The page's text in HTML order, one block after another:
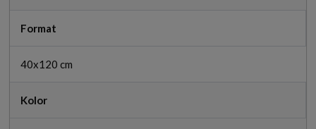
Format
40x120 cm
Kolor